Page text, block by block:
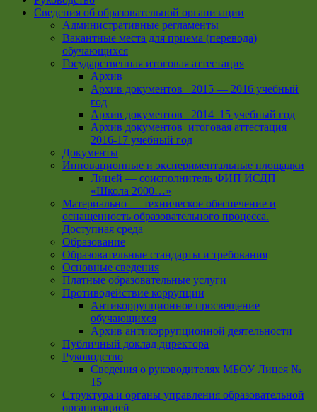
Сведения об образовательной организации
Административные регламенты
Вакантные места для приема (перевода)
обучающихся
Государственная итоговая аттестация
Архив
Архив документов _2015 — 2016 учебный
год
Архив документов_ 2014_15 учебный год
Архив документов_итоговая аттестация_
2016-17 учебный год
Документы
Инновационные и экспериментальные площадки
Лицей — соисполнитель ФИП ИСДП
«Школа 2000…»
Материально — техническое обеспечение и
оснащенность образовательного процесса.
Доступная среда
Образование
Образовательные стандарты и требования
Основные сведения
Платные образовательные услуги
Противодействие коррупции
Антикоррупционное просвещение
обучающихся
Архив антикоррупционной деятельности
Публичный доклад директора
Руководство
Cведения о руководителях МБОУ Лицея №
15
Структура и органы управления образовательной
организацией